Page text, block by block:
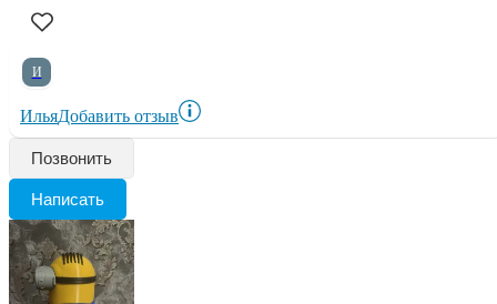
И
ИльяДобавить отзыв
Позвонить
Написать